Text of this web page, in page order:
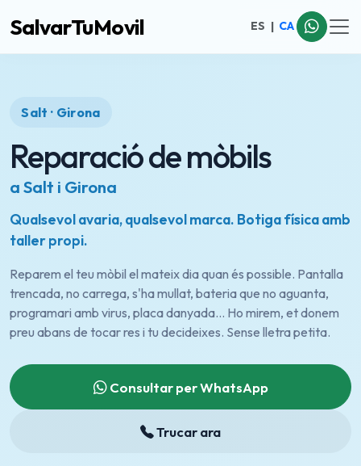
SalvarTuMovil ES | CA
Salt · Girona
Reparació de mòbils
a Salt i Girona
Qualsevol avaria, qualsevol marca. Botiga física amb
taller propi.
Reparem el teu mòbil el mateix dia quan és possible. Pantalla
trencada, no carrega, s'ha mullat, bateria que no aguanta,
programari amb virus, placa danyada… Ho mirem, et donem
preu abans de tocar res i tu decideixes. Sense lletra petita.
Consultar per WhatsApp
Trucar ara